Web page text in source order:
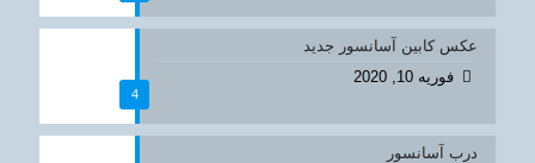
4
عکس کابین آسانسور جدید
فوریه 10, 2020
درب آسانسور